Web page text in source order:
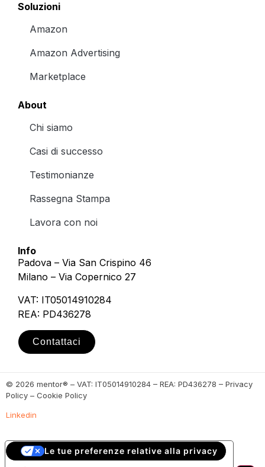
Soluzioni
Amazon
Amazon Advertising
Marketplace
About
Chi siamo
Casi di successo
Testimonianze
Rassegna Stampa
Lavora con noi
Info
Padova – Via San Crispino 46
Milano – Via Copernico 27
VAT: IT05014910284
REA: PD436278
Contattaci
© 2026 mentor® – VAT: IT05014910284 – REA: PD436278 – Privacy
Policy – Cookie Policy
Linkedin
Le tue preferenze relative alla privacy